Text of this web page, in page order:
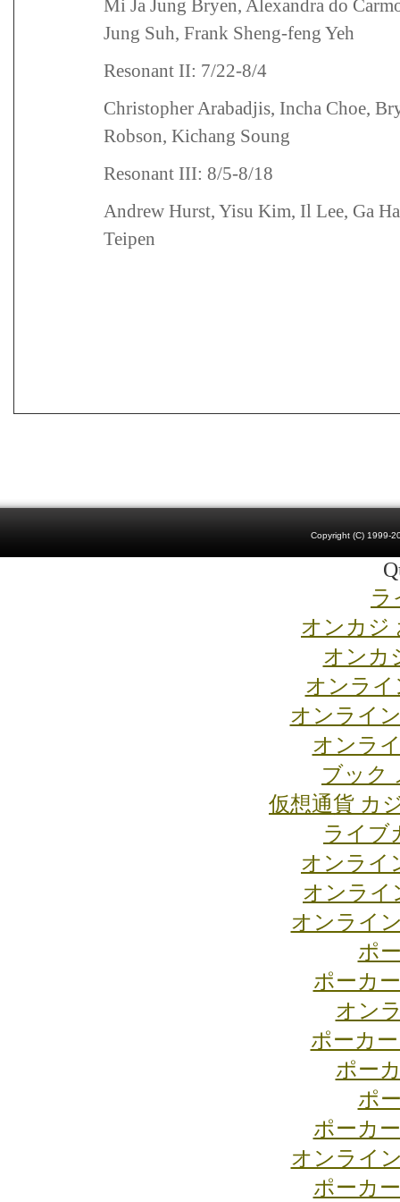
Mi Ja Jung Bryen, Alexandra do
Jung Suh, Frank Sheng-feng Yeh
Resonant II: 7/22-8/4
Christopher Arabadjis, Incha Choe,
Robson, Kichang Soung
Resonant III: 8/5-8/18
Andrew Hurst, Yisu Kim, Il Lee, Ga
Teipen
Copyright (C) 1999-
ラ
オンカジ
オンカ
オンラ
オンライ
オンラ
ブック
仮想通貨 カ
ライブ
オンライ
オンライ
オンライ
ポ
ポーカ
オン
ポーカ
ポー
ポ
ポーカ
オンライ
ポーカ